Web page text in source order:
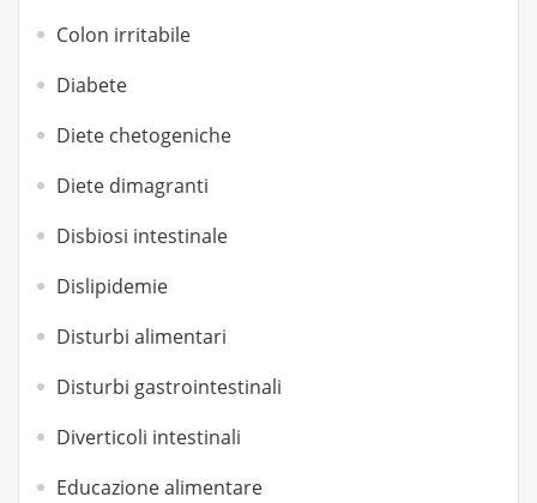
Colon irritabile
Diabete
Diete chetogeniche
Diete dimagranti
Disbiosi intestinale
Dislipidemie
Disturbi alimentari
Disturbi gastrointestinali
Diverticoli intestinali
Educazione alimentare